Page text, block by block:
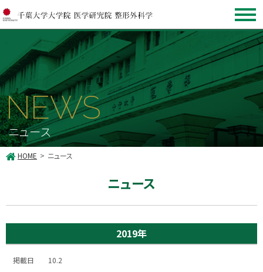
NEWS
ニュース
HOME ニュース
ニュース
2019年
10.2